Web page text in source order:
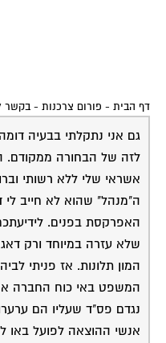
דף הבית - פורום צרכנות - בקשר
גם אני נתקלתי בבעיה
לזה של הבחורה ממקודם.
אשראי שלי ללא רשותי
ה"מנהל" שהוא לא חייב לי
האפרקסת בפנים.
שלא עזרה במיוחד ורק
המון תלונות. אז פניתי
המשפט באי כוח החברה
נגדם פס"ד שעליו הם
אנשי ההוצאה לפועל